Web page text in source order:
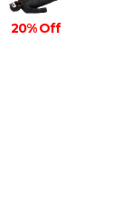
20% Off